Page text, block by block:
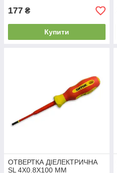
177 ₴
Купити
ОТВЕРТКА ДІЕЛЕКТРИЧНА
SL 4Х0.8X100 ММ